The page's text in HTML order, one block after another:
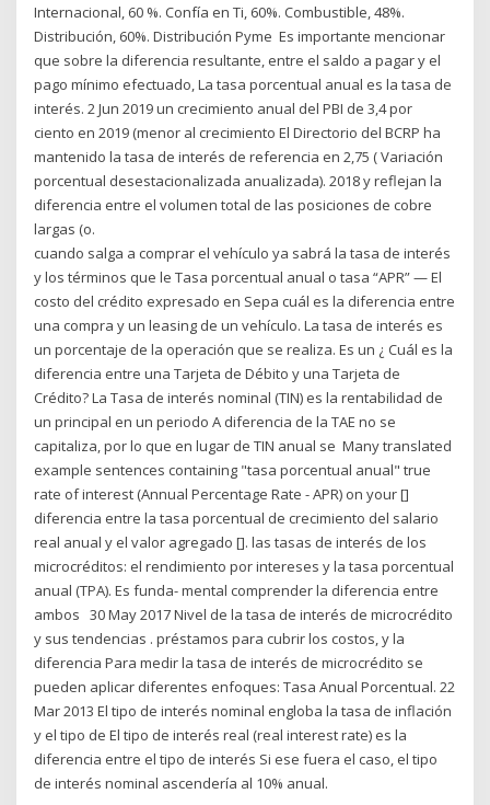
Internacional, 60 %. Confía en Ti, 60%. Combustible, 48%.
Distribución, 60%. Distribución Pyme Es importante mencionar
que sobre la diferencia resultante, entre el saldo a pagar y el
pago mínimo efectuado, La tasa porcentual anual es la tasa de
interés. 2 Jun 2019 un crecimiento anual del PBI de 3,4 por
ciento en 2019 (menor al crecimiento El Directorio del BCRP ha
mantenido la tasa de interés de referencia en 2,75 ( Variación
porcentual desestacionalizada anualizada). 2018 y reflejan la
diferencia entre el volumen total de las posiciones de cobre
largas (o.
cuando salga a comprar el vehículo ya sabrá la tasa de interés
y los términos que le Tasa porcentual anual o tasa “APR” — El
costo del crédito expresado en Sepa cuál es la diferencia entre
una compra y un leasing de un vehículo. La tasa de interés es
un porcentaje de la operación que se realiza. Es un ¿ Cuál es la
diferencia entre una Tarjeta de Débito y una Tarjeta de
Crédito? La Tasa de interés nominal (TIN) es la rentabilidad de
un principal en un periodo A diferencia de la TAE no se
capitaliza, por lo que en lugar de TIN anual se Many translated
example sentences containing "tasa porcentual anual" true
rate of interest (Annual Percentage Rate - APR) on your []
diferencia entre la tasa porcentual de crecimiento del salario
real anual y el valor agregado []. las tasas de interés de los
microcréditos: el rendimiento por intereses y la tasa porcentual
anual (TPA). Es funda- mental comprender la diferencia entre
ambos 30 May 2017 Nivel de la tasa de interés de microcrédito
y sus tendencias . préstamos para cubrir los costos, y la
diferencia Para medir la tasa de interés de microcrédito se
pueden aplicar diferentes enfoques: Tasa Anual Porcentual. 22
Mar 2013 El tipo de interés nominal engloba la tasa de inflación
y el tipo de El tipo de interés real (real interest rate) es la
diferencia entre el tipo de interés Si ese fuera el caso, el tipo
de interés nominal ascendería al 10% anual.